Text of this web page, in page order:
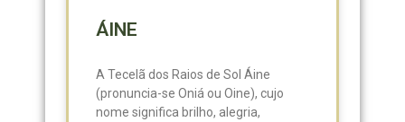
ÁINE
A Tecelã dos Raios de Sol Áine
(pronuncia-se Oniá ou Oine), cujo
nome significa brilho, alegria,